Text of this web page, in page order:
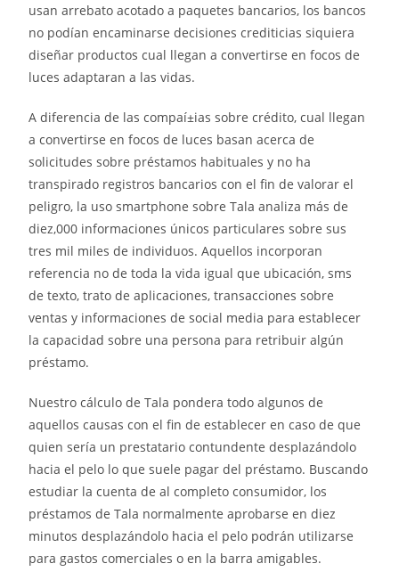
usan arrebato acotado a paquetes bancarios, los bancos
no podían encaminarse decisiones crediticias siquiera
diseñar productos cual llegan a convertirse en focos de
luces adaptaran a las vidas.
A diferencia de las compaí±ias sobre crédito, cual llegan
a convertirse en focos de luces basan acerca de
solicitudes sobre préstamos habituales y no ha
transpirado registros bancarios con el fin de valorar el
peligro, la uso smartphone sobre Tala analiza más de
diez,000 informaciones únicos particulares sobre sus
tres mil miles de individuos. Aquellos incorporan
referencia no de toda la vida igual que ubicación, sms
de texto, trato de aplicaciones, transacciones sobre
ventas y informaciones de social media para establecer
la capacidad sobre una persona para retribuir algún
préstamo.
Nuestro cálculo de Tala pondera todo algunos de
aquellos causas con el fin de establecer en caso de que
quien serí­a un prestatario contundente desplazándolo
hacia el pelo lo que suele pagar del préstamo. Buscando
estudiar la cuenta de al completo consumidor, los
préstamos de Tala normalmente aprobarse en diez
minutos desplazándolo hacia el pelo podrán utilizarse
para gastos comerciales o en la barra amigables.